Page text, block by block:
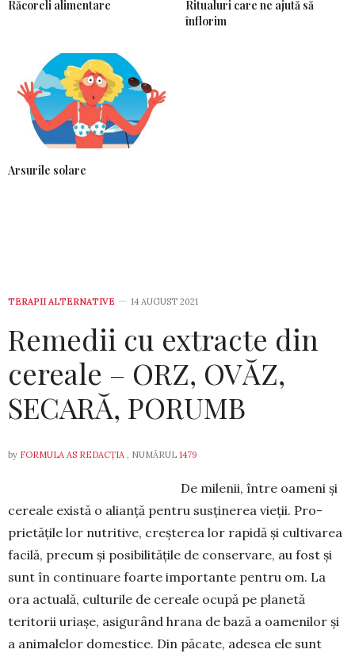
Răcoreli alimentare
Ritualuri care ne ajută să
înflorim
Arsurile solare
TERAPII ALTERNATIVE 14 AUGUST 2021
Remedii cu extracte din
cereale – ORZ, OVĂZ,
SECARĂ, PORUMB
by FORMULA AS REDACȚIA , NUMĂRUL 1479
De milenii, între oameni și
cereale exis­tă o alianță pentru susținerea vieții. Pro­
prietățile lor nutritive, creșterea lor rapidă și cultivarea
facilă, precum și posibilitățile de conservare, au fost și
sunt în continuare foarte importante pentru om. La
ora actuală, culturile de cereale ocupă pe planetă
teritorii uriașe, asigurând hrana de bază a oamenilor și
a animalelor domes­tice. Din păcate, adesea ele sunt